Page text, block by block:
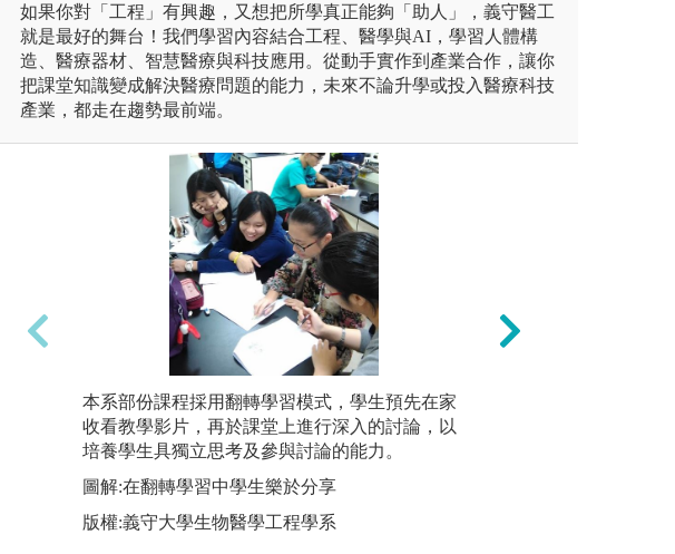
如果你對「工程」有興趣，又想把所學真正能夠「助人」，義守醫工
就是最好的舞台！我們學習內容結合工程、醫學與AI，學習人體構
造、醫療器材、智慧醫療與科技應用。從動手實作到產業合作，讓你
把課堂知識變成解決醫療問題的能力，未來不論升學或投入醫療科技
產業，都走在趨勢最前端。
2. 解剖學科學習: 與中國醫藥大學醫學系合作，進
行大體老師教學。
本系部份課程採用翻轉學習模式，學生預先在家
收看教學影片，再於課堂上進行深入的討論，以
培養學生具獨立思考及參與討論的能力。
圖解:在翻轉學習中學生樂於分享
版權:義守大學生物醫學工程學系